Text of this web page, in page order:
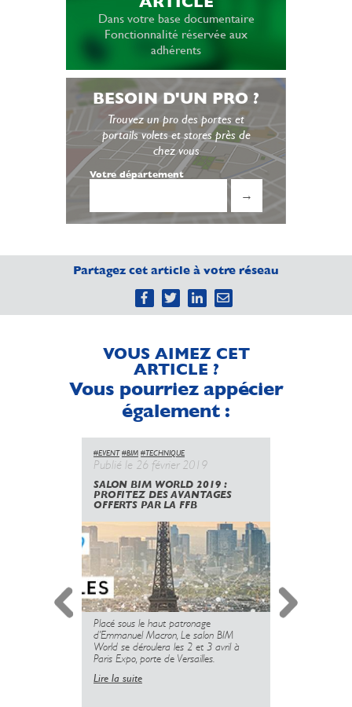
Dans votre base documentaire
Fonctionnalité réservée aux
adhérents
BESOIN D'UN PRO ?
Trouvez un pro des portes et
portails volets et stores près de
chez vous
Votre département
→
Partagez cet article à votre réseau
VOUS AIMEZ CET
ARTICLE ?
Vous pourriez appécier
également :
#EVENT #BIM #TECHNIQUE
Publié le 26 février 2019
SALON BIM WORLD 2019 :
PROFITEZ DES AVANTAGES
OFFERTS PAR LA FFB
Placé sous le haut patronage
d’Emmanuel Macron, Le salon BIM
World se déroulera les 2 et 3 avril à
Paris Expo, porte de Versailles.
Lire la suite